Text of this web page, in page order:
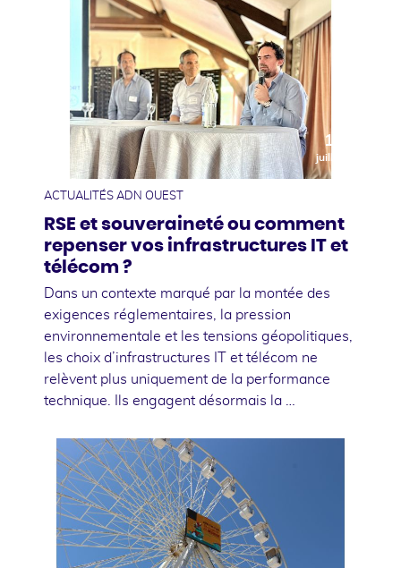
10
juillet
ACTUALITÉS ADN OUEST
RSE et souveraineté ou comment
repenser vos infrastructures IT et
télécom ?
Dans un contexte marqué par la montée des
exigences réglementaires, la pression
environnementale et les tensions géopolitiques,
les choix d’infrastructures IT et télécom ne
relèvent plus uniquement de la performance
technique. Ils engagent désormais la …